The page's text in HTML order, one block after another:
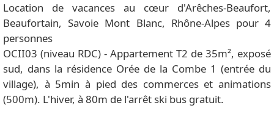
Location de vacances au cœur d'Arêches-Beaufort,
Beaufortain, Savoie Mont Blanc, Rhône-Alpes pour 4
personnes
OCII03 (niveau RDC) - Appartement T2 de 35m², exposé
sud, dans la résidence Orée de la Combe 1 (entrée du
village), à 5min à pied des commerces et animations
(500m). L'hiver, à 80m de l'arrêt ski bus gratuit.